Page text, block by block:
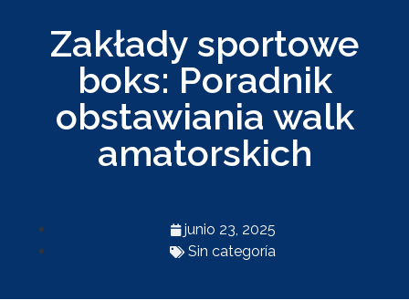
Zakłady sportowe
boks: Poradnik
obstawiania walk
amatorskich
junio 23, 2025
Sin categoría